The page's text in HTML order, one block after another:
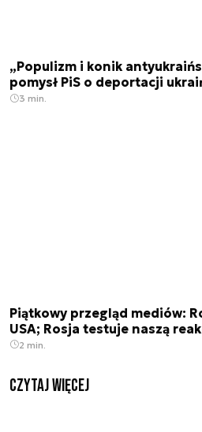
„Populizm i konik
pomysł PiS o deportacji
3 min.
Piątkowy przegląd mediów:
USA; Rosja testuje naszą
2 min.
czytaj więcej